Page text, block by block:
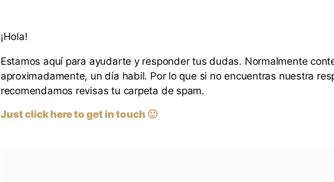
¡Hola!
Estamos aquí para ayudarte y responder tus dudas. Normalmente
aproximadamente, un día habil. Por lo que si no encuentras nuestra
recomendamos revisas tu carpeta de spam.
Just click here to get in touch 🙂